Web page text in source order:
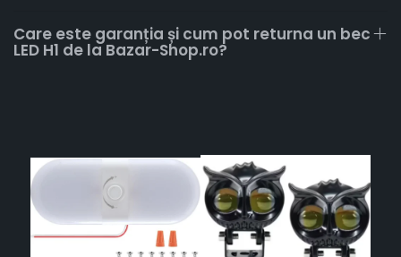
Care este garanția și cum pot returna un bec
LED H1 de la Bazar-Shop.ro?